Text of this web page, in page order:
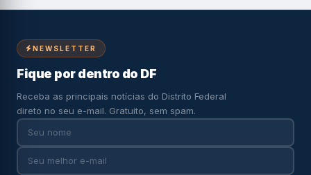
NEWSLETTER
Fique por dentro do DF
Receba as principais notícias do Distrito Federal
direto no seu e-mail. Gratuito, sem spam.